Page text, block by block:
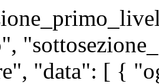
"data": [ {